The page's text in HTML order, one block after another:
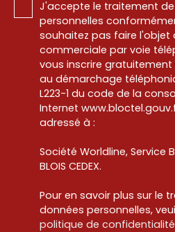
J'accepte le traitement
personnelles
souhaitez pas faire l'objet
commerciale par voie
vous inscrire
au démarchage
L223-1 du code de la
Internet
adressé à :
Société Worldline, Service
BLOIS CEDEX.
Pour en savoir plus sur le
données personnelles,
politique de confidentialité